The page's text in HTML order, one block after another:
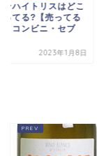
モーヴのスパー
はどこで売って
ッドグレープ・
2023